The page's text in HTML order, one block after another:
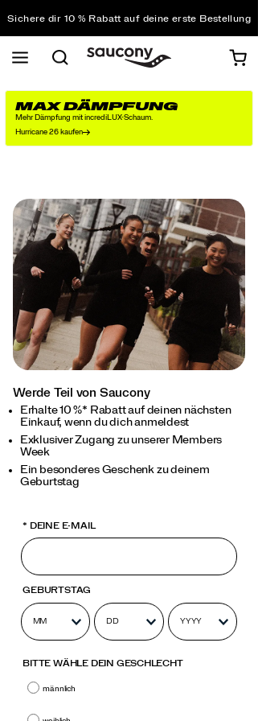
Sichere dir 10 % Rabatt auf deine erste Bestellung
Kostenfreie Retouren bei allen Bestellungen
MAX DÄMPFUNG
Mehr Dämpfung mit incrediLUX-Schaum.
Hurricane 26 kaufen
Werde Teil von Saucony
Erhalte 10 %* Rabatt auf deinen nächsten
Einkauf, wenn du dich anmeldest
Exklusiver Zugang zu unserer Members
Week
Ein besonderes Geschenk zu deinem
Geburtstag
* DEINE E-MAIL
GEBURTSTAG
BITTE WÄHLE DEIN GESCHLECHT
männlich